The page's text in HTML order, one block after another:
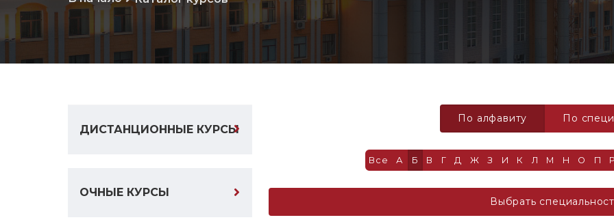
ДИСТАНЦИОННЫЕ КУРСЫ
ОЧНЫЕ КУРСЫ
По алфавиту По
Все А Б В Г Д Ж З И К Л М Н О П Р
Выбрать